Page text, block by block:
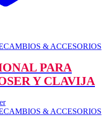
& ACCESORIOS
PARA
Y CLAVIJA
& ACCESORIOS